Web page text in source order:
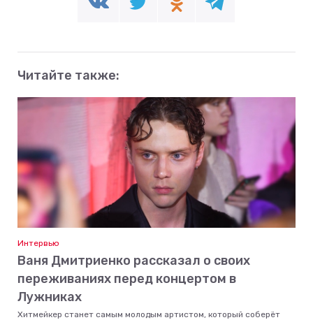
Читайте также:
Интервью
Ваня Дмитриенко рассказал о своих
переживаниях перед концертом в
Лужниках
Хитмейкер станет самым молодым артистом, который соберёт